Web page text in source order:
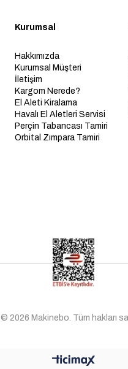
Kurumsal
Hakkımızda
Kurumsal Müşteri
İletişim
Kargom Nerede?
El Aleti Kiralama
Havalı El Aletleri Servisi
Perçin Tabancası Tamiri
Orbital Zımpara Tamiri
© 2026 Makinebo. Tüm hakları